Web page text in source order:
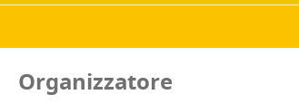
Organizzatore